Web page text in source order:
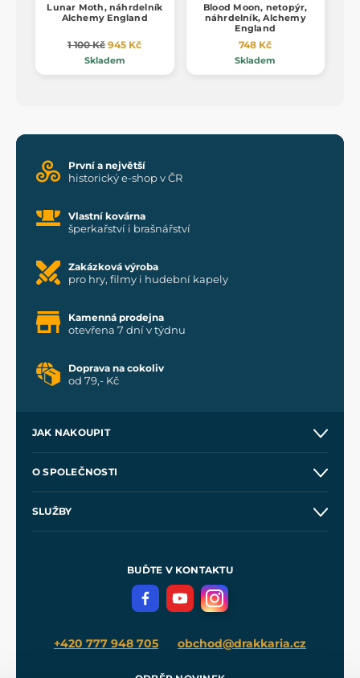
Lunar Moth, náhrdelník
Alchemy England
1 100 Kč 945 Kč
Skladem
Blood Moon, netopýr,
náhrdelník, Alchemy
England
748 Kč
Skladem
První a největší
historický e-shop v ČR
Vlastní kovárna
šperkařství i brašnářství
Zakázková výroba
pro hry, filmy i hudební kapely
Kamenná prodejna
otevřena 7 dní v týdnu
Doprava na cokoliv
od 79,- Kč
JAK NAKOUPIT
Velkoobchod
O SPOLEČNOSTI
SLUŽBY
Meče pro Kingdom Come
BUĎTE V KONTAKTU
+420 777 948 705 obchod@drakkaria.cz